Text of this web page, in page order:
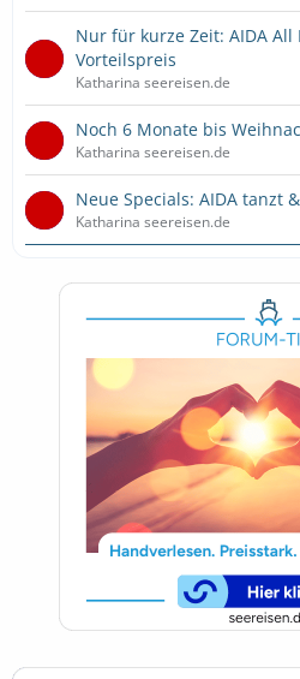
Nur für kurze Zeit: AIDA All
Vorteilspreis
Katharina seereisen.de
Noch 6 Monate bis
Katharina seereisen.de
Neue Specials: AIDA tanzt
Katharina seereisen.de